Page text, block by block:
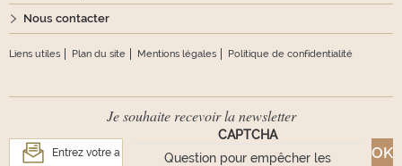
Nous contacter
Liens utiles Plan du site Mentions légales Politique de confidentialité
Je souhaite recevoir la newsletter
CAPTCHA
Question pour empêcher les